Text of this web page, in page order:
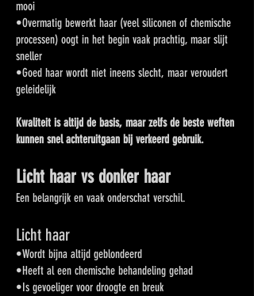
mooi
•Overmatig bewerkt haar (veel siliconen of chemische
processen) oogt in het begin vaak prachtig, maar slijt
sneller
•Goed haar wordt niet ineens slecht, maar veroudert
geleidelijk
Kwaliteit is altijd de basis, maar zelfs de beste weften
kunnen snel achteruitgaan bij verkeerd gebruik.
Licht haar vs donker haar
Een belangrijk en vaak onderschat verschil.
Licht haar
•Wordt bijna altijd geblondeerd
•Heeft al een chemische behandeling gehad
•Is gevoeliger voor droogte en breuk